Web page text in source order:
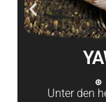
Unter den